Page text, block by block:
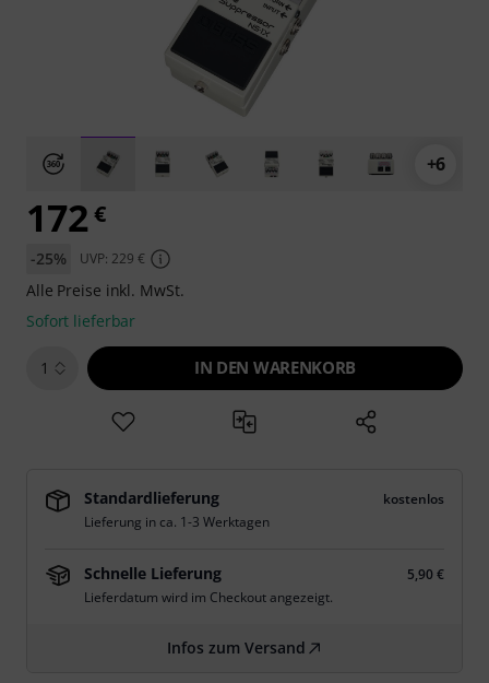
+6
172€
-25% UVP: 229 €
Alle Preise inkl. MwSt.
Sofort lieferbar
1 IN DEN WARENKORB
Standardlieferung
kostenlos
Lieferung in ca. 1-3 Werktagen
Schnelle Lieferung
5,90 €
Lieferdatum wird im Checkout angezeigt.
Infos zum Versand